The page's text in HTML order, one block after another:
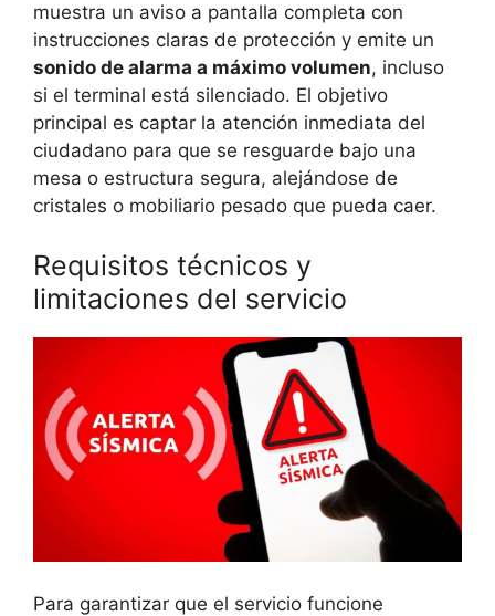
muestra un aviso a pantalla completa con
instrucciones claras de protección y emite un
sonido de alarma a máximo volumen, incluso
si el terminal está silenciado. El objetivo
principal es captar la atención inmediata del
ciudadano para que se resguarde bajo una
mesa o estructura segura, alejándose de
cristales o mobiliario pesado que pueda caer.
Requisitos técnicos y
limitaciones del servicio
Para garantizar que el servicio funcione